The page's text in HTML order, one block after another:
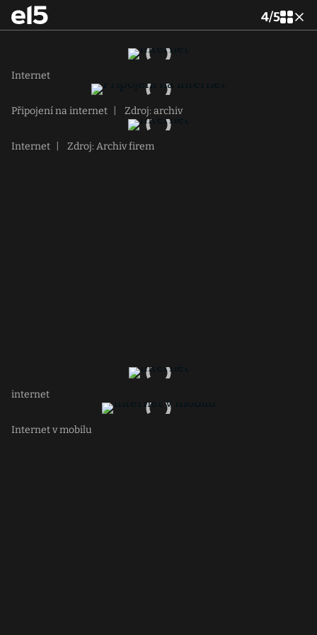
4/5
Internet
Připojení na internet Zdroj: archiv
Internet Zdroj: Archiv firem
internet
Internet v mobilu